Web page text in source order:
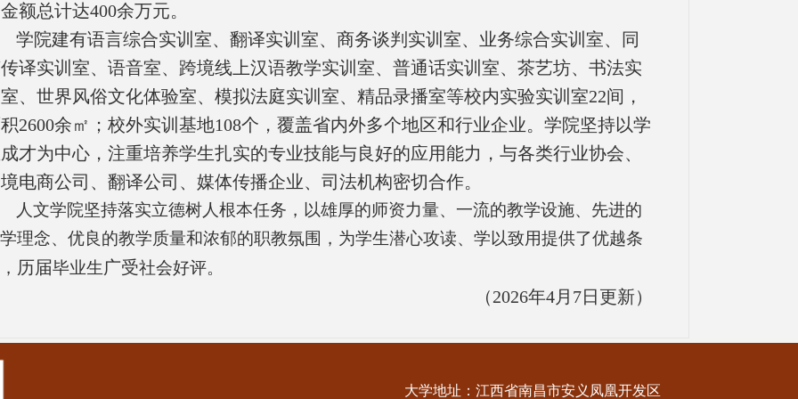
额总计达400余万元。
学院建有语言综合实训室、翻译实训室、商务谈判实训室、业务综合实训室、同
译实训室、语音室、跨境线上汉语教学实训室、普通话实训室、茶艺坊、书法实
、世界风俗文化体验室、模拟法庭实训室、精品录播室等校内实验实训室22间，
2600余㎡；校外实训基地108个，覆盖省内外多个地区和行业企业。 学院坚持以学
才为中心，注重培养学生扎实的专业技能与良好的应用能力，与各类行业协会、
电商公司、翻译公司、媒体传播企业、司法机构密切合作。
人文学院坚持落实立德树人根本任务，以雄厚的师资力量、一流的教学设施、先进的
理念、优良的教学质量和浓郁的职教氛围，为学生潜心攻读、学以致用提供了优越条
历届毕业生广受社会好评。
（2026年4月7日更新）
大学地址：江西省南昌市安义凤凰开发区